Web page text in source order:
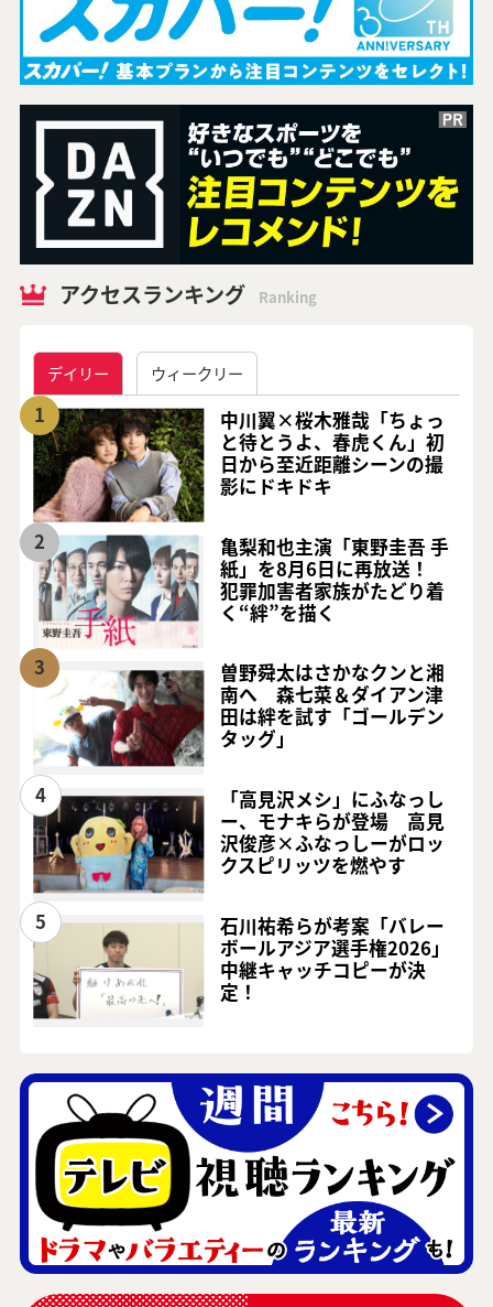
アクセスランキング Ranking
デイリー ウィークリー
1
中川翼×桜木雅哉「ちょっ
と待とうよ、春虎くん」初
日から至近距離シーンの撮
影にドキドキ
2
亀梨和也主演「東野圭吾 手
紙」を8月6日に再放送！
犯罪加害者家族がたどり着
く“絆”を描く
3
曽野舜太はさかなクンと湘
南へ 森七菜＆ダイアン津
田は絆を試す「ゴールデン
タッグ」
4
「高見沢メシ」にふなっし
ー、モナキらが登場 高見
沢俊彦×ふなっしーがロッ
クスピリッツを燃やす
5
石川祐希らが考案「バレー
ボールアジア選手権2026」
中継キャッチコピーが決
定！